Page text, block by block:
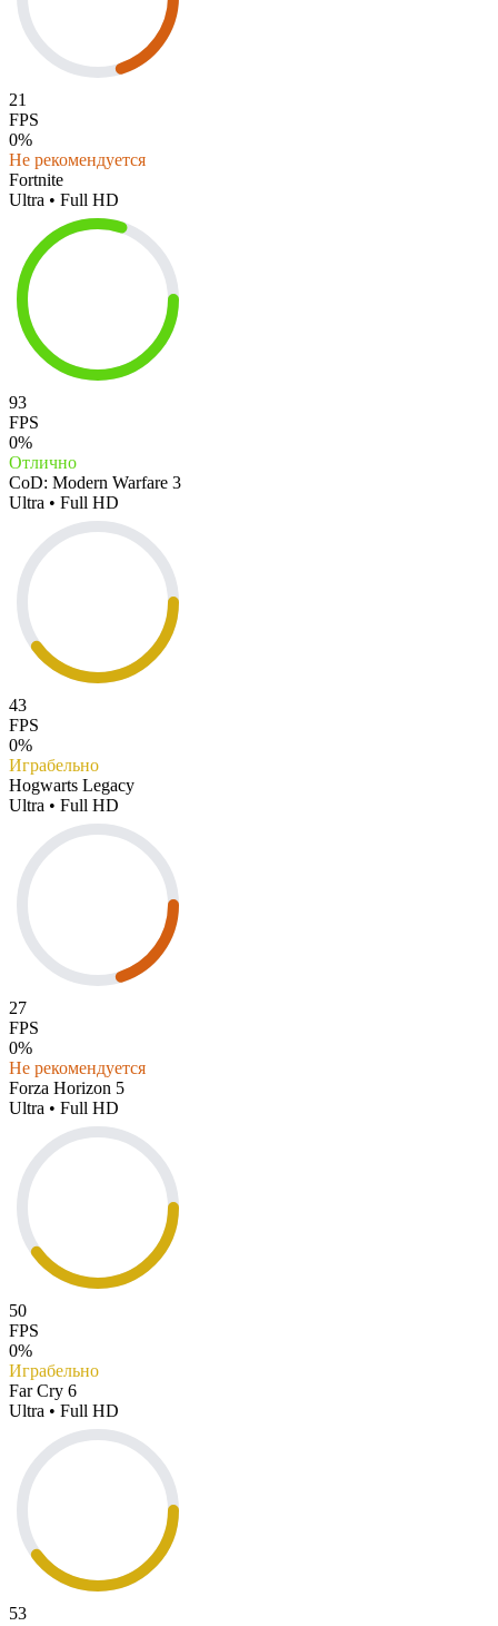
21
FPS
0%
Не рекомендуется
Fortnite
Ultra • Full HD
93
FPS
0%
Отлично
CoD: Modern Warfare 3
Ultra • Full HD
43
FPS
0%
Играбельно
Hogwarts Legacy
Ultra • Full HD
27
FPS
0%
Не рекомендуется
Forza Horizon 5
Ultra • Full HD
50
FPS
0%
Играбельно
Far Cry 6
Ultra • Full HD
53